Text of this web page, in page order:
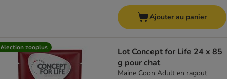
Ajouter au panier
zooplus
Lot Concept for Life 24 x 85
g pour chat
Maine Coon Adult en ragout